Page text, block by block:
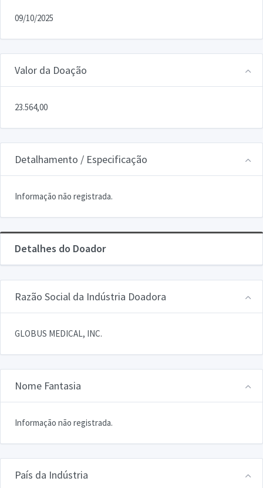
09/10/2025
Valor da Doação
23.564,00
Detalhamento / Especificação
Informação não registrada.
Detalhes do Doador
Razão Social da Indústria Doadora
GLOBUS MEDICAL, INC.
Nome Fantasia
Informação não registrada.
País da Indústria